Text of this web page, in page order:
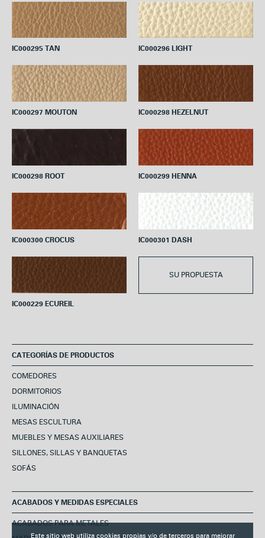
IC000295 TAN IC000296 LIGHT
IC000297 MOUTON IC000298 HEZELNUT
IC000298 ROOT IC000299 HENNA
IC000300 CROCUS IC000301 DASH
IC000229 ECUREIL
SU PROPUESTA
CATEGORÍAS DE PRODUCTOS
COMEDORES
DORMITORIOS
ILUMINACIÓN
MESAS ESCULTURA
MUEBLES Y MESAS AUXILIARES
SILLONES, SILLAS Y BANQUETAS
SOFÁS
ACABADOS Y MEDIDAS ESPECIALES
ACABADOS PARA METALES
Este sitio web utiliza cookies propias y/o de terceros para mejorar